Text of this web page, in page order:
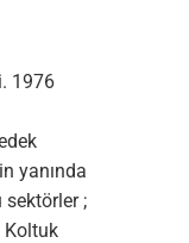
1976
yanında
sektörler ;
Koltuk